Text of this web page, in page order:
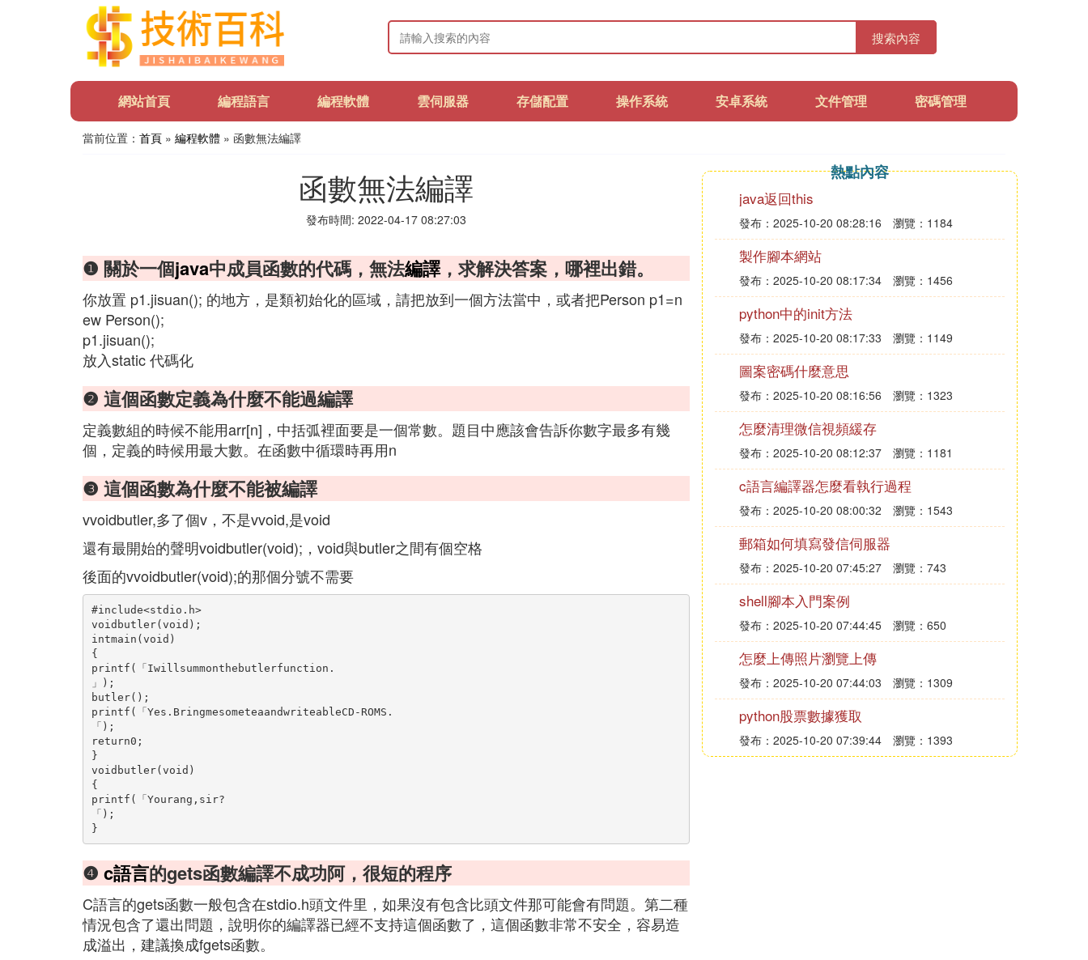
搜索內容
網站首頁 編程語言 編程軟體 雲伺服器 存儲配置 操作系統 安卓系統 文件管理 密碼管理
當前位置： 首頁 » 編程軟體 » 函數無法編譯
函數無法編譯
發布時間: 2022-04-17 08:27:03
❶ 關於一個java中成員函數的代碼，無法編譯，求解決答案，哪裡出錯。
你放置 p1.jisuan(); 的地方，是類初始化的區域，請把放到一個方法當中，或者把Person p1=n
ew Person();
p1.jisuan();
放入static 代碼化
❷ 這個函數定義為什麼不能過編譯
定義數組的時候不能用arr[n]，中括弧裡面要是一個常數。題目中應該會告訴你數字最多有幾
個，定義的時候用最大數。在函數中循環時再用n
❸ 這個函數為什麼不能被編譯
vvoidbutler,多了個v，不是vvoid,是void
還有最開始的聲明voidbutler(void);，void與butler之間有個空格
後面的vvoidbutler(void);的那個分號不需要
#include<stdio.h>
voidbutler(void);
intmain(void)
{
printf(「Iwillsummonthebutlerfunction.
」);
butler();
printf(「Yes.BringmesometeaandwriteableCD-ROMS.
「);
return0;
}
voidbutler(void)
{
printf(「Yourang,sir?
「);
}
❹ c語言的gets函數編譯不成功阿，很短的程序
C語言的gets函數一般包含在stdio.h頭文件里，如果沒有包含比頭文件那可能會有問題。第二種
情況包含了還出問題，說明你的編譯器已經不支持這個函數了，這個函數非常不安全，容易造
成溢出，建議換成fgets函數。
熱點內容
java返回this
發布：2025-10-20 08:28:16 瀏覽：1184
製作腳本網站
發布：2025-10-20 08:17:34 瀏覽：1456
python中的init方法
發布：2025-10-20 08:17:33 瀏覽：1149
圖案密碼什麼意思
發布：2025-10-20 08:16:56 瀏覽：1323
怎麼清理微信視頻緩存
發布：2025-10-20 08:12:37 瀏覽：1181
c語言編譯器怎麼看執行過程
發布：2025-10-20 08:00:32 瀏覽：1543
郵箱如何填寫發信伺服器
發布：2025-10-20 07:45:27 瀏覽：743
shell腳本入門案例
發布：2025-10-20 07:44:45 瀏覽：650
怎麼上傳照片瀏覽上傳
發布：2025-10-20 07:44:03 瀏覽：1309
python股票數據獲取
發布：2025-10-20 07:39:44 瀏覽：1393